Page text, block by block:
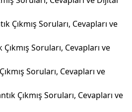
Çıkmış Soruları, Cevapları ve
Soruları, Cevapları ve
Soruları, Cevapları ve
Çıkmış Soruları, Cevapları ve